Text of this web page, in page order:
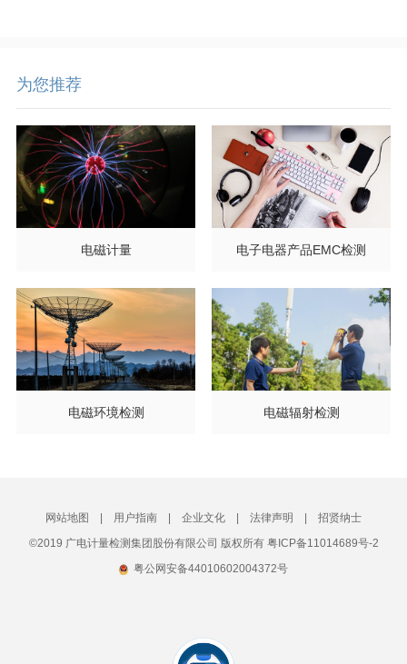
为您推荐
电磁计量 电子电器产品EMC检测
电磁环境检测 电磁辐射检测
网站地图 用户指南 企业文化 法律声明
招贤纳士
©2019 广电计量检测集团股份有限公司 版权所有 粤ICP备11014689号-2
粤公网安备44010602004372号